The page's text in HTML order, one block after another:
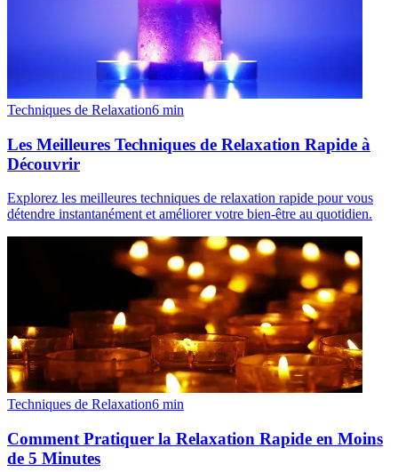
Techniques de Relaxation6 min
Les Meilleures Techniques de Relaxation Rapide à
Découvrir
Explorez les meilleures techniques de relaxation rapide pour vous
détendre instantanément et améliorer votre bien-être au quotidien.
Techniques de Relaxation6 min
Comment Pratiquer la Relaxation Rapide en Moins
de 5 Minutes